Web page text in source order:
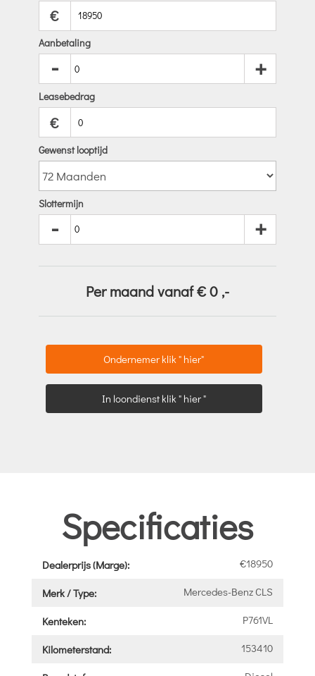
€
Aanbetaling
- +
Leasebedrag
€
Gewenst looptijd
Slottermijn
- +
Per maand vanaf €0 ,-
Ondernemer klik " hier"
In loondienst klik " hier "
Specificaties
Dealerprijs (Marge): €18950
Merk / Type: Mercedes-Benz CLS
Kenteken: P761VL
Kilometerstand: 153410